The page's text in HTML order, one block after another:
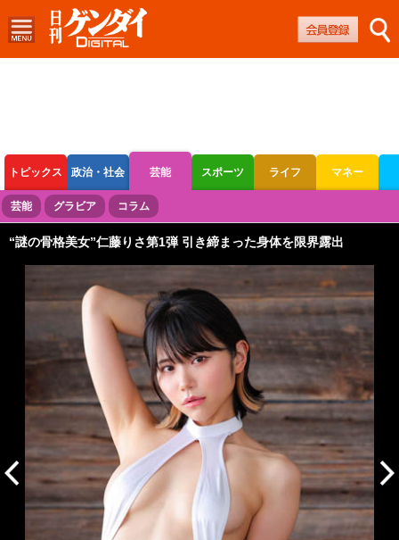
トピックス 政治・社会 芸能 スポーツ ライフ マネー
ボートレース 競輪 オートレース
芸能 グラビア コラム
“謎の骨格美女”仁藤りさ第1弾 引き締まった身体を限界露出